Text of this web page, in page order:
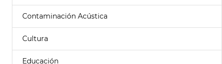
Contaminación Acústica
Cultura
Educación